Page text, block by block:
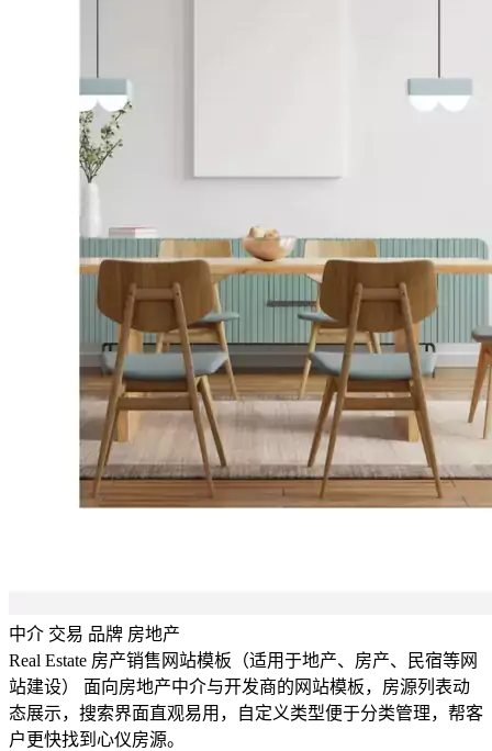
中介 交易 品牌 房地产
Real Estate 房产销售网站模板（适用于地产、房产、民宿等网
站建设）
面向房地产中介与开发商的网站模板，房源列表动
态展示，搜索界面直观易用，自定义类型便于分类管理，帮客
户更快找到心仪房源。